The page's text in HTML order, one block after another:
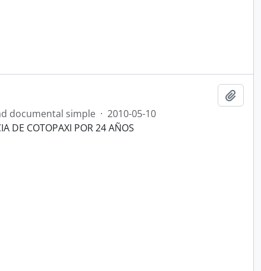
documental simple · 2010-05-10
DE COTOPAXI POR 24 AÑOS